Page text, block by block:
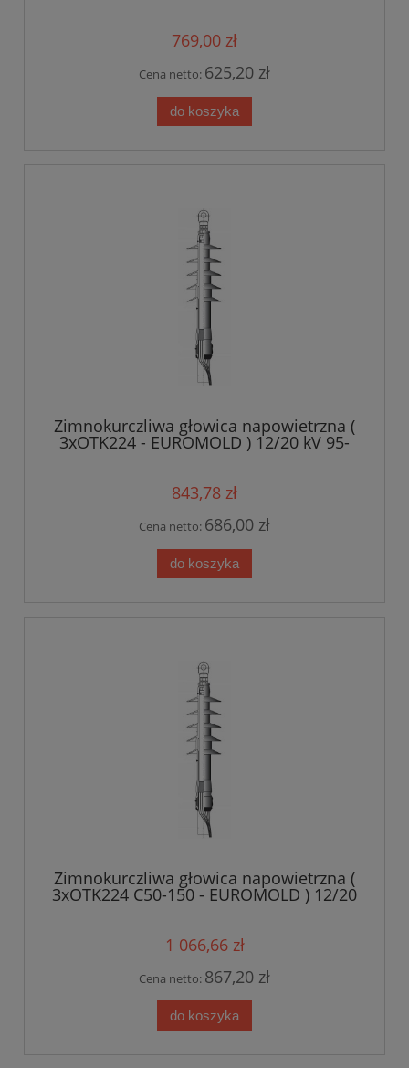
769,00 zł
Cena netto: 625,20 zł
do koszyka
Zimnokurczliwa głowica napowietrzna (
3xOTK224 - EUROMOLD ) 12/20 kV 95-
843,78 zł
Cena netto: 686,00 zł
do koszyka
Zimnokurczliwa głowica napowietrzna (
3xOTK224 C50-150 - EUROMOLD ) 12/20
1 066,66 zł
Cena netto: 867,20 zł
do koszyka